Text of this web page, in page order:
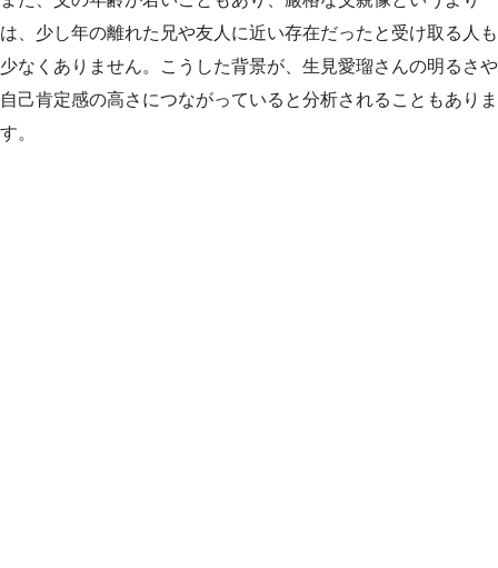
は、少し年の離れた兄や友人に近い存在だったと受け取る人も
少なくありません。こうした背景が、生見愛瑠さんの明るさや
自己肯定感の高さにつながっていると分析されることもありま
す。